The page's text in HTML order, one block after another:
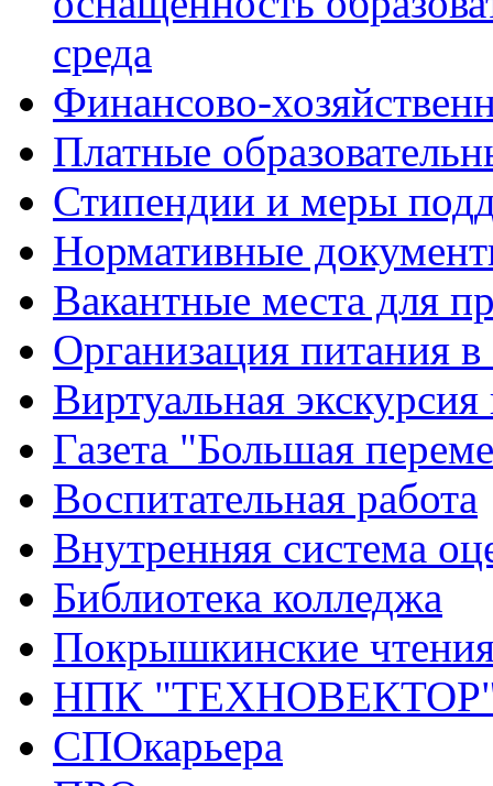
среда
Финансово-
Платные
Стипендии и меры
Нормативные
Вакантные места для
Организация питания в
Виртуальная
Газета "Большая
Воспитательная работа
Внутренняя система
Библиотека колледжа
Покрышкинские
НПК
СПОкарьера